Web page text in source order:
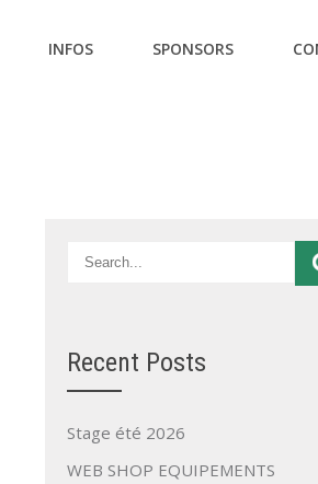
INFOS SPONSORS
Recent Posts
Stage été 2026
WEB SHOP EQUIPEMENTS